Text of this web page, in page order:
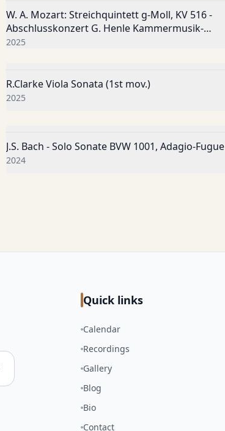
YouTube
W. A. Mozart: Streichquintett g-Moll, KV 516 -
Abschlusskonzert G. Henle Kammermusik-
Akademie 2025
2025
YouTube
R.Clarke Viola Sonata (1st mov.)
2025
YouTube
J.S. Bach - Solo Sonate BVW 1001, Adagio-Fugue
2024
Quick links
Calendar
Recordings
Gallery
Blog
Bio
Contact